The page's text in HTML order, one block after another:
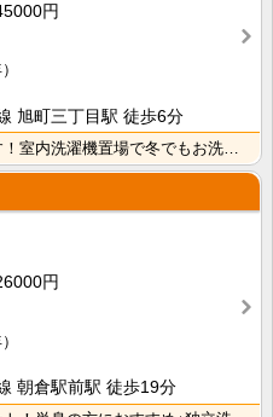
円
旭町三丁目駅 徒歩6分
円
朝倉駅前駅 徒歩19分